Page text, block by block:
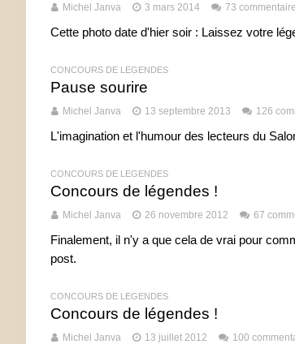
Michel Janva 3 mars 2014 73
Cette photo date d'hier soir : Laissez votre
CONCOURS DE LÉGENDES
Pause sourire
Michel Janva 13 septembre 2013 126
L'imagination et l'humour des lecteurs du
CONCOURS DE LÉGENDES
Concours de légendes !
Michel Janva 26 novembre 2012 67
Finalement, il n'y a que cela de vrai pour
post.
CONCOURS DE LÉGENDES
Concours de légendes !
Michel Janva 13 juillet 2012 100